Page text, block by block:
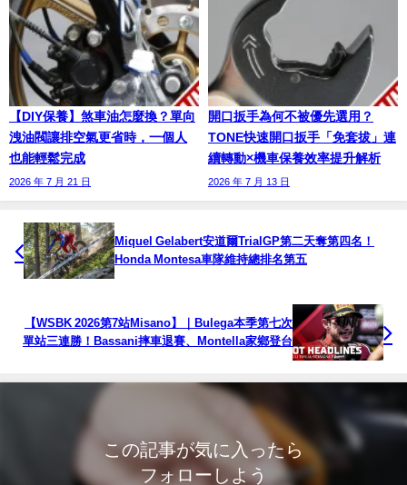
【DIY保養】煞車油怎麼換？單向
洩油閥讓排空氣更省時，一個人
也能輕鬆完成
2026 年 7 月 21 日
開口扳手為何不被優先選用？
TONE快速開口扳手「免套拔」連
續轉動×機車保養效率提升解析
2026 年 7 月 13 日
Miquel Gelabert安道爾TrialGP第二天奪第四名！
Honda Montesa車隊維持總排名第五
【WSBK 2026第7站Misano】｜Bulega本季第七次
單站三連勝！Bassani摔車退賽、Montella家鄉登台
この記事が気に入ったら
フォローしよう